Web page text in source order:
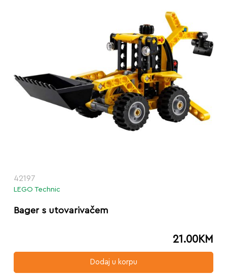
42197
LEGO Technic
Bager s utovarivačem
21.00KM
Dodaj u korpu